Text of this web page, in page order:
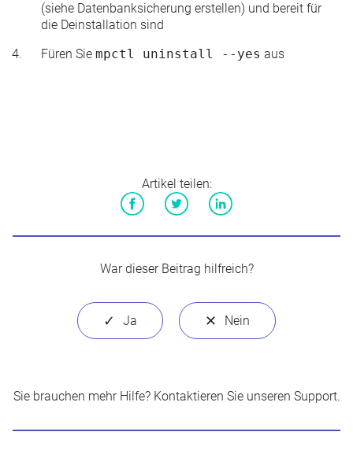
Datenbanksicherung importieren
Meisterplan aktualisieren
(siehe Datenbanksicherung erstellen) und bereit für
die Deinstallation sind
Füren Sie mpctl uninstall --yes aus
Artikel teilen:
War dieser Beitrag hilfreich?
Sie brauchen mehr Hilfe? Kontaktieren Sie unseren Support.